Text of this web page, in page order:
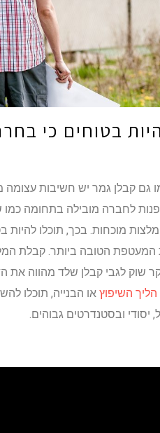
בטוחים כי
גם קבלן גמר יש חשיבות
לחברה מובילה בתחומה
מוכחות. בכך, תוכלו להיות
הטובה ביותר. קבלת
שוק לגבי קבלן שלד מהווה את
השיפוץ או הבנייה, תוכלו
יסודי ובסטנדרטים גבוהים.